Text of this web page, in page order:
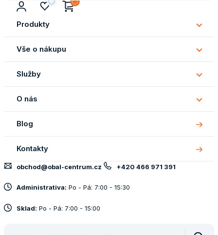
Produkty
Vše o nákupu
Vše
o
Služby
O nás
O
nás
Blog
Kontakty
obchod@obal-centrum.cz +420 466 971 391
Administrativa: Po - Pá: 7:00 - 15:30
Sklad: Po - Pá: 7:00 - 15:00